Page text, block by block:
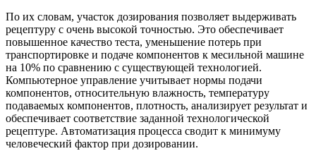
По их словам, участок дозирования позволяет выдерживать
рецептуру с очень высокой точностью. Это обеспечивает
повышенное качество теста, уменьшение потерь при
транспортировке и подаче компонентов к месильной машине
на 10% по сравнению с существующей технологией.
Компьютерное управление учитывает нормы подачи
компонентов, относительную влажность, температуру
подаваемых компонентов, плотность, анализирует результат и
обеспечивает соответствие заданной технологической
рецептуре. Автоматизация процесса сводит к минимуму
человеческий фактор при дозировании.